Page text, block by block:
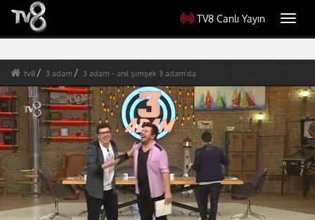
TV8 Canlı Yayın
tv8 3 adam 3 adam - anıl şimşek 3 adam'da